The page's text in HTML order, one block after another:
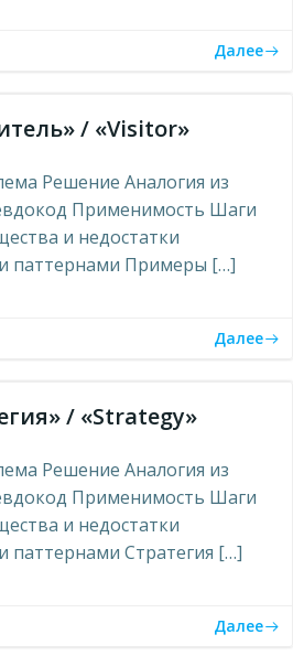
Далее
/ «Visitor»
Решение Аналогия из
Применимость Шаги
и недостатки
паттернами Примеры […]
Далее
/ «Strategy»
Решение Аналогия из
Применимость Шаги
и недостатки
паттернами Стратегия […]
Далее